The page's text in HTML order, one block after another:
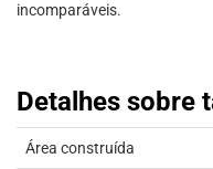
incomparáveis.
Detalhes sobre
Área construída